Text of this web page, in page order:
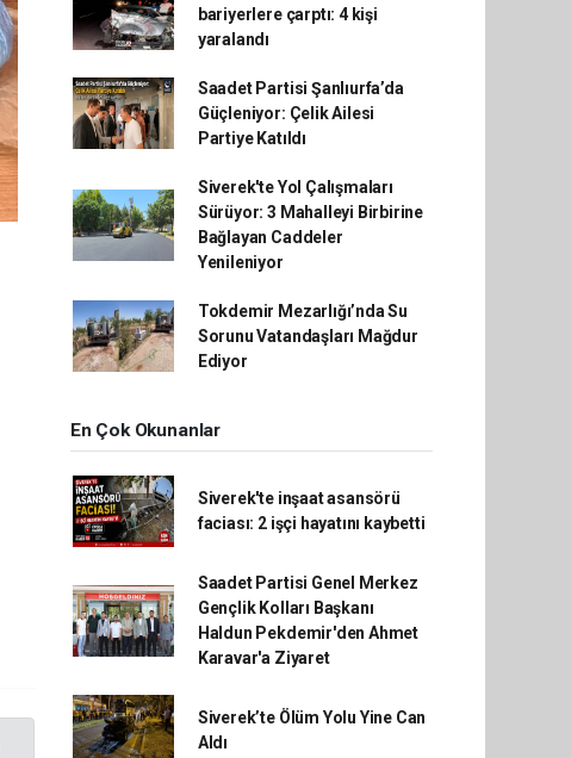
bariyerlere çarptı: 4 kişi
yaralandı
Saadet Partisi Şanlıurfa’da
Güçleniyor: Çelik Ailesi
Partiye Katıldı
Siverek'te Yol Çalışmaları
Sürüyor: 3 Mahalleyi Birbirine
Bağlayan Caddeler
Yenileniyor
Tokdemir Mezarlığı’nda Su
Sorunu Vatandaşları Mağdur
Ediyor
En Çok Okunanlar
Siverek'te inşaat asansörü
faciası: 2 işçi hayatını kaybetti
Saadet Partisi Genel Merkez
Gençlik Kolları Başkanı
Haldun Pekdemir'den Ahmet
Karavar'a Ziyaret
Siverek’te Ölüm Yolu Yine Can
Aldı